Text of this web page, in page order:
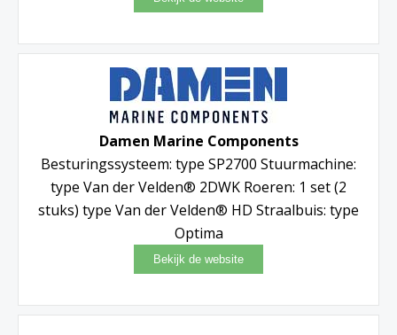
Damen Marine Components
Besturingssysteem: type SP2700 Stuurmachine:
type Van der Velden® 2DWK Roeren: 1 set (2
stuks) type Van der Velden® HD Straalbuis: type
Optima